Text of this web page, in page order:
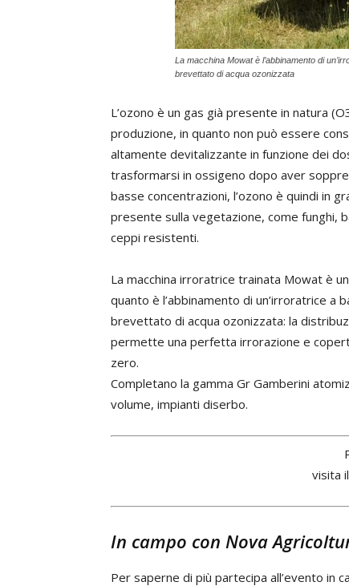
La macchina Mowat è l’abbinamento di
brevettato di acqua ozonizzata
L’ozono è un gas già presente in natura
produzione, in quanto non può essere
altamente devitalizzante in funzione dei
trasformarsi in ossigeno dopo aver
basse concentrazioni, l’ozono è quindi in
presente sulla vegetazione, come
ceppi resistenti.
La macchina irroratrice trainata Mowat è
quanto è l’abbinamento di un’irroratrice a
brevettato di acqua ozonizzata: la
permette una perfetta irrorazione e
zero.
Completano la gamma Gr Gamberini
volume, impianti diserbo.
visita
In campo con Nova
Per saperne di più partecipa all’evento in